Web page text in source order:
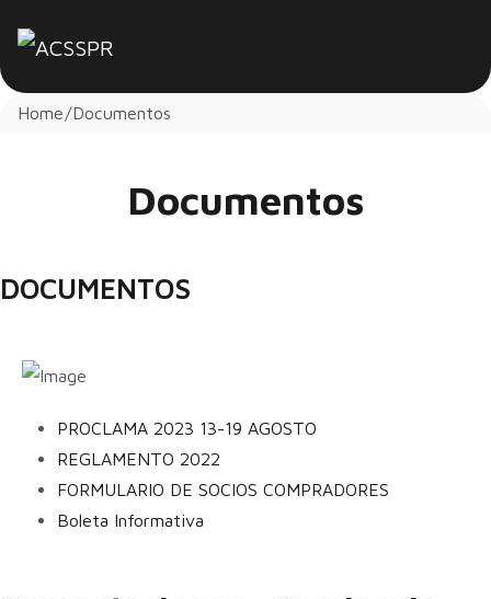
Home Documentos
Documentos
DOCUMENTOS
PROCLAMA 2023 13-19 AGOSTO
REGLAMENTO 2022
FORMULARIO DE SOCIOS COMPRADORES
Boleta Informativa